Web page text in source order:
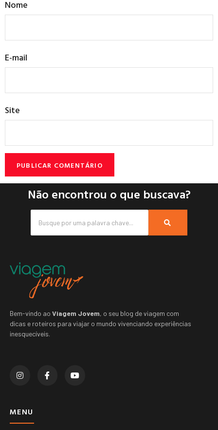
Nome
E-mail
Site
Não encontrou o que buscava?
Bem-vindo ao Viagem Jovem, o seu blog de viagem com
dicas e roteiros para viajar o mundo vivenciando experiências
inesquecíveis.
MENU